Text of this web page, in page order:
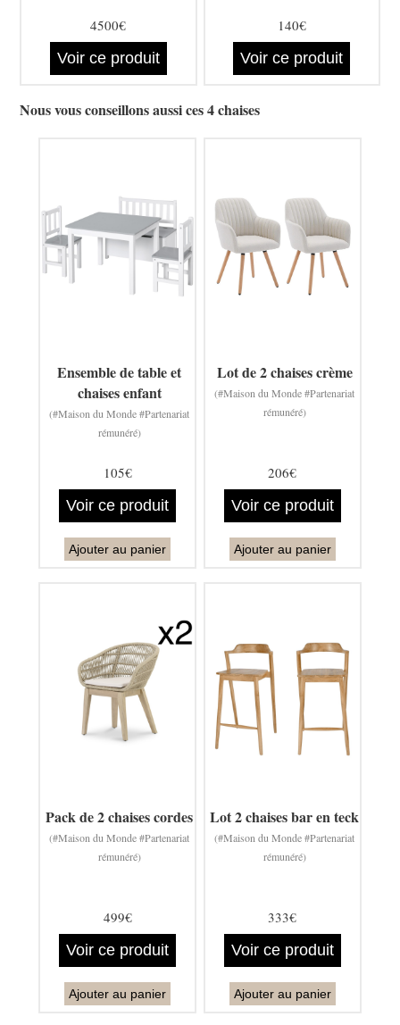
4500€
Voir ce produit
140€
Voir ce produit
Nous vous conseillons aussi ces 4 chaises
Ensemble de table et
chaises enfant
(#Maison du Monde #Partenariat
rémunéré)
105€
Voir ce produit
Ajouter au panier
Lot de 2 chaises crème
(#Maison du Monde #Partenariat
rémunéré)
206€
Voir ce produit
Ajouter au panier
Pack de 2 chaises cordes
(#Maison du Monde #Partenariat
rémunéré)
499€
Voir ce produit
Ajouter au panier
Lot 2 chaises bar en teck
(#Maison du Monde #Partenariat
rémunéré)
333€
Voir ce produit
Ajouter au panier